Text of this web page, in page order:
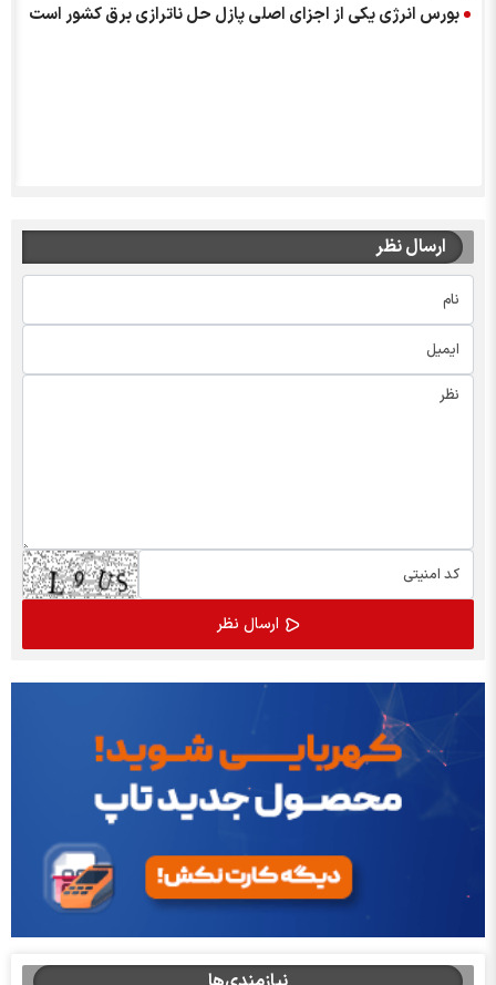
بورس انرژی یکی از اجزای اصلی پازل حل ناترازی برق کشور است
ارسال نظر